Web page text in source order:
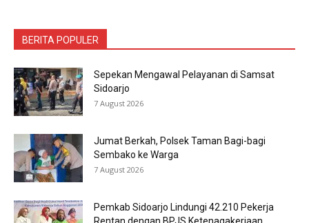
BERITA POPULER
Sepekan Mengawal Pelayanan di Samsat
Sidoarjo
7 August 2026
Jumat Berkah, Polsek Taman Bagi-bagi
Sembako ke Warga
7 August 2026
Pemkab Sidoarjo Lindungi 42.210 Pekerja